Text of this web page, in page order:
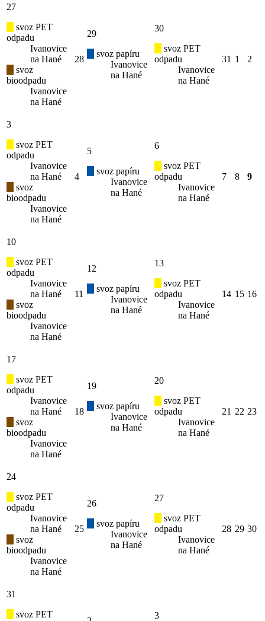
27
svoz PET
odpadu
Ivanovice
na Hané
svoz
bioodpadu
Ivanovice
na Hané
28
29
svoz papíru
Ivanovice
na Hané
30
svoz PET
odpadu
Ivanovice
na Hané
31 1 2
3
svoz PET
odpadu
Ivanovice
na Hané
svoz
bioodpadu
Ivanovice
na Hané
4
5
svoz papíru
Ivanovice
na Hané
6
svoz PET
odpadu
Ivanovice
na Hané
7 8 9
10
svoz PET
odpadu
Ivanovice
na Hané
svoz
bioodpadu
Ivanovice
na Hané
11
12
svoz papíru
Ivanovice
na Hané
13
svoz PET
odpadu
Ivanovice
na Hané
14 15 16
17
svoz PET
odpadu
Ivanovice
na Hané
svoz
bioodpadu
Ivanovice
na Hané
18
19
svoz papíru
Ivanovice
na Hané
20
svoz PET
odpadu
Ivanovice
na Hané
21 22 23
24
svoz PET
odpadu
Ivanovice
na Hané
svoz
bioodpadu
Ivanovice
na Hané
25
26
svoz papíru
Ivanovice
na Hané
27
svoz PET
odpadu
Ivanovice
na Hané
28 29 30
31
svoz PET
3